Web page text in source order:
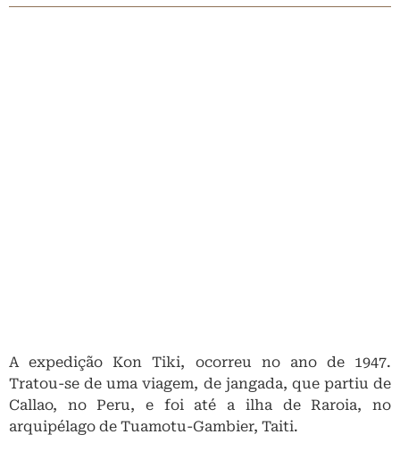
A expedição Kon Tiki, ocorreu no ano de 1947.
Tratou-se de uma viagem, de jangada, que partiu de
Callao, no Peru, e foi até a ilha de Raroia, no
arquipélago de Tuamotu-Gambier, Taiti.